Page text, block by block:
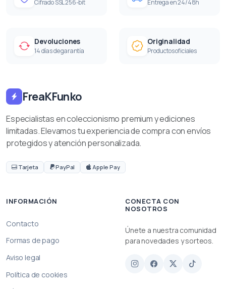
Cifrado SSL 256-bit Entrega en 24/48h
Devoluciones
14 días de garantía
Originalidad
Productos oficiales
FreaKFunko
Especialistas en coleccionismo premium y ediciones
limitadas. Elevamos tu experiencia de compra con envíos
protegidos y atención personalizada.
Tarjeta PayPal Apple Pay
INFORMACIÓN
Contacto
Formas de pago
Aviso legal
Política de cookies
CONECTA CON
NOSOTROS
Únete a nuestra comunidad
para novedades y sorteos.